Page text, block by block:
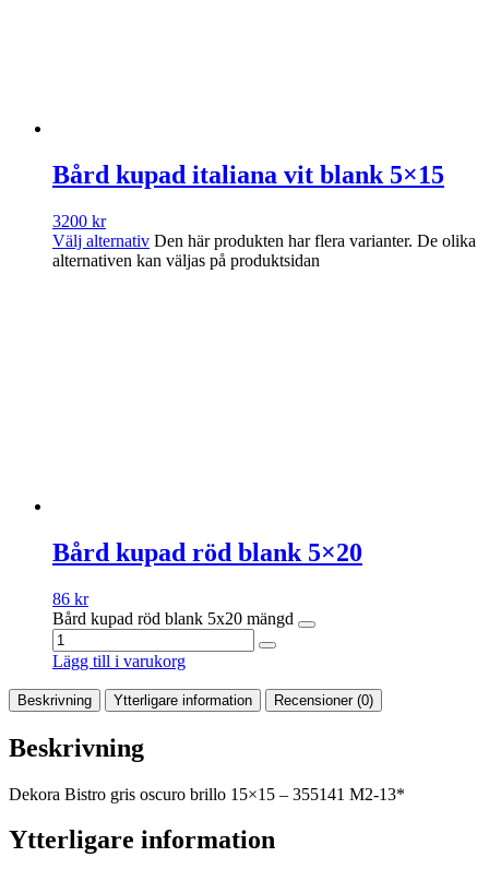
Bård kupad italiana vit blank 5×15
3200 kr
Välj alternativ Den här produkten har flera varianter. De olika
alternativen kan väljas på produktsidan
Bård kupad röd blank 5×20
86 kr
Bård kupad röd blank 5x20 mängd
Lägg till i varukorg
Beskrivning Ytterligare information Recensioner (0)
Beskrivning
Dekora Bistro gris oscuro brillo 15×15 – 355141 M2-13*
Ytterligare information